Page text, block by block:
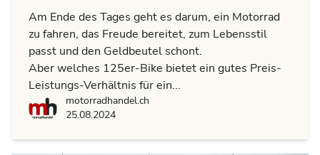
Am Ende des Tages geht es darum, ein Motorrad
zu fahren, das Freude bereitet, zum Lebensstil
passt und den Geldbeutel schont.
Aber welches 125er-Bike bietet ein gutes Preis-
Leistungs-Verhältnis für ein...
motorradhandel.ch
motorradhandel.ch
25.08.2024